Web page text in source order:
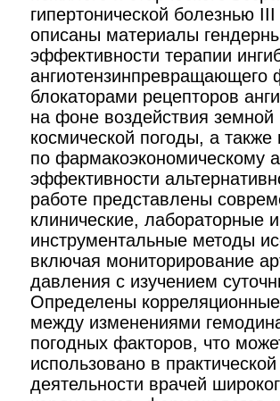
гипертонической болезнью
описаны материалы
эффективности терапии
ангиотензинпревращающего
блокаторами рецепторов
на фоне воздействия земной
космической погоды, а
по фармакоэкономическому
эффективности
работе представлены
клинические, лабораторные и
инструментальные методы
включая мониторирование
давления с изучением
Определены
между изменениями
погодных факторов, что
использовано в практической
деятельности врачей